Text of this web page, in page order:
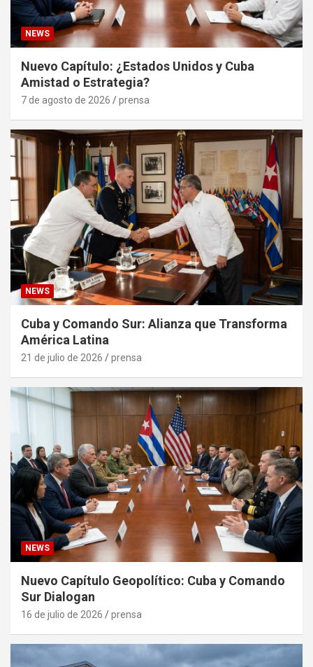
NEWS
Nuevo Capítulo: ¿Estados Unidos y Cuba
Amistad o Estrategia?
7 de agosto de 2026 prensa
NEWS
Cuba y Comando Sur: Alianza que Transforma
América Latina
21 de julio de 2026 prensa
NEWS
Nuevo Capítulo Geopolítico: Cuba y Comando
Sur Dialogan
16 de julio de 2026 prensa